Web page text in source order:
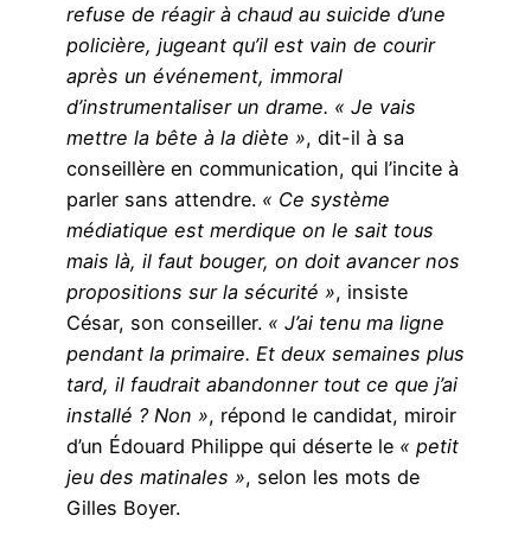
refuse de réagir à chaud au suicide d’une
policière, jugeant qu’il est vain de courir
après un événement, immoral
d’instrumentaliser un drame. « Je vais
mettre la bête à la diète », dit-il à sa
conseillère en communication, qui l’incite à
parler sans attendre. « Ce système
médiatique est merdique on le sait tous
mais là, il faut bouger, on doit avancer nos
propositions sur la sécurité », insiste
César, son conseiller. « J’ai tenu ma ligne
pendant la primaire. Et deux semaines plus
tard, il faudrait abandonner tout ce que j’ai
installé ? Non », répond le candidat, miroir
d’un Édouard Philippe qui déserte le « petit
jeu des matinales », selon les mots de
Gilles Boyer.